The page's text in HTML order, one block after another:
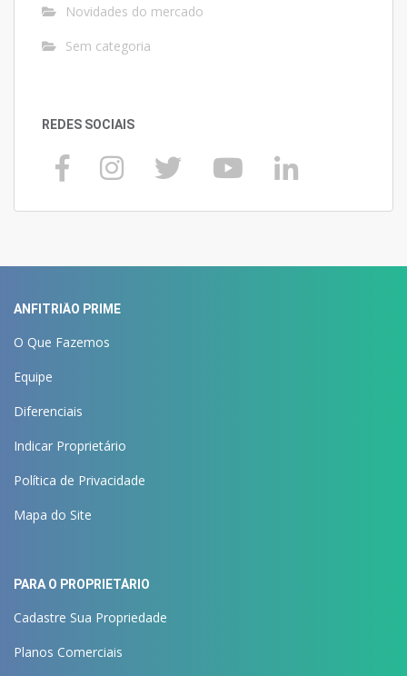
Novidades do mercado
Sem categoria
REDES SOCIAIS
ANFITRIÃO PRIME
O Que Fazemos
Equipe
Diferenciais
Indicar Proprietário
Política de Privacidade
Mapa do Site
PARA O PROPRIETÁRIO
Cadastre Sua Propriedade
Planos Comerciais